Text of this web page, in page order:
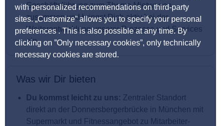
with personalized recommendations on third-party
sites. „Customize” allows you to specify your personal
preferences . This is also possible at any time. By
clicking on ”Only necessary cookies”, only technically
necessary cookies are stored.
Geschäftsführung zum Thema Mietwagen
zusammen und bringst Dich aktiv bei der
Weiterentwicklung unserer Prozesse und Services
ein
Was wir Dir bieten
Du kommst leicht zu uns: Zentraler Standort
direkt an der Donnersbergerbrücke in München mit
Supermarkt und Fitnessangebot zu Mitarbeiter-